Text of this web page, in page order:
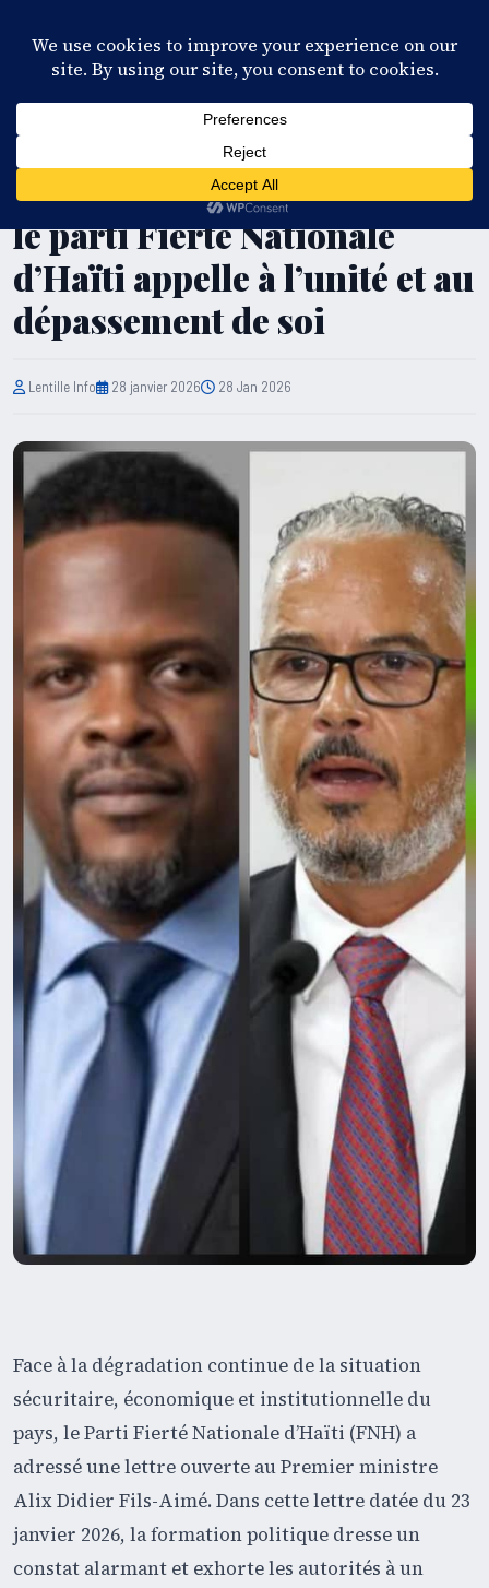
Conflit au sommet de l’État :
le parti Fierté Nationale
d’Haïti appelle à l’unité et au
dépassement de soi
Lentille Info 28 janvier 2026 28 Jan 2026
Face à la dégradation continue de la situation
sécuritaire, économique et institutionnelle du
pays, le Parti Fierté Nationale d’Haïti (FNH) a
adressé une lettre ouverte au Premier ministre
Alix Didier Fils-Aimé. Dans cette lettre datée du 23
janvier 2026, la formation politique dresse un
constat alarmant et exhorte les autorités à un